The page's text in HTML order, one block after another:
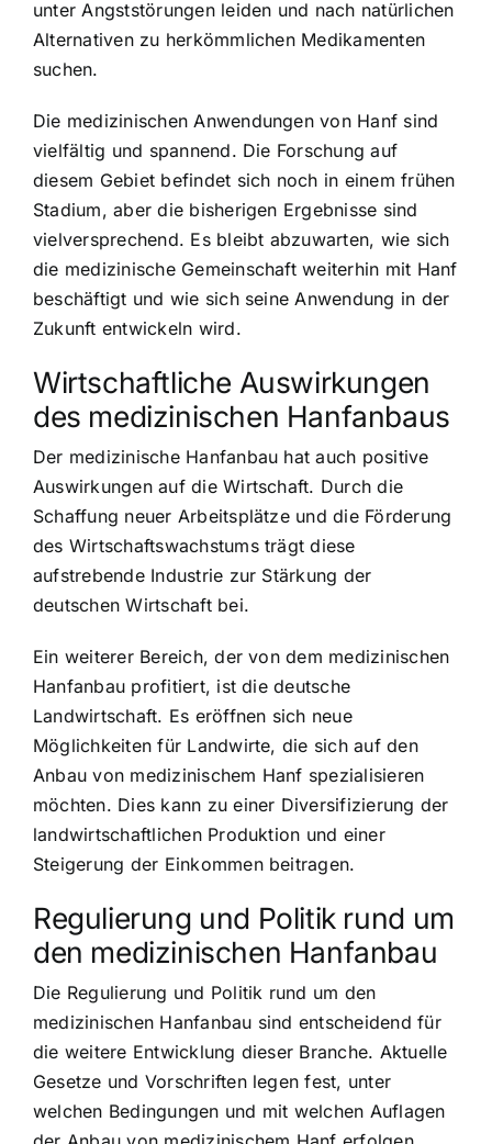
unter Angststörungen leiden und nach natürlichen
Alternativen zu herkömmlichen Medikamenten
suchen.
Die medizinischen Anwendungen von Hanf sind
vielfältig und spannend. Die Forschung auf
diesem Gebiet befindet sich noch in einem frühen
Stadium, aber die bisherigen Ergebnisse sind
vielversprechend. Es bleibt abzuwarten, wie sich
die medizinische Gemeinschaft weiterhin mit Hanf
beschäftigt und wie sich seine Anwendung in der
Zukunft entwickeln wird.
Wirtschaftliche Auswirkungen
des medizinischen Hanfanbaus
Der medizinische Hanfanbau hat auch positive
Auswirkungen auf die Wirtschaft. Durch die
Schaffung neuer Arbeitsplätze und die Förderung
des Wirtschaftswachstums trägt diese
aufstrebende Industrie zur Stärkung der
deutschen Wirtschaft bei.
Ein weiterer Bereich, der von dem medizinischen
Hanfanbau profitiert, ist die deutsche
Landwirtschaft. Es eröffnen sich neue
Möglichkeiten für Landwirte, die sich auf den
Anbau von medizinischem Hanf spezialisieren
möchten. Dies kann zu einer Diversifizierung der
landwirtschaftlichen Produktion und einer
Steigerung der Einkommen beitragen.
Regulierung und Politik rund um
den medizinischen Hanfanbau
Die Regulierung und Politik rund um den
medizinischen Hanfanbau sind entscheidend für
die weitere Entwicklung dieser Branche. Aktuelle
Gesetze und Vorschriften legen fest, unter
welchen Bedingungen und mit welchen Auflagen